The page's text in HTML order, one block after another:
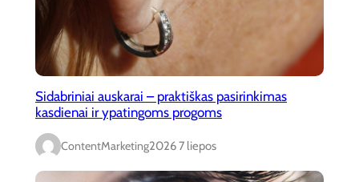
Sidabriniai auskarai – praktiškas pasirinkimas
kasdienai ir ypatingoms progoms
ContentMarketing2026 7 liepos